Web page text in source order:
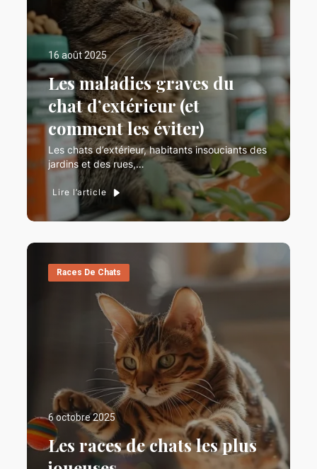
16 août 2025
Les maladies graves du
chat d’extérieur (et
comment les éviter)
Les chats d’extérieur, habitants insouciants des
jardins et des rues,…
Lire l’article
Races De Chats
6 octobre 2025
Les races de chats les plus